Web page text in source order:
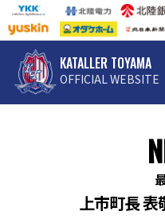
KATALLER TOYAMA
OFFICIAL WEBSITE
上市町長 表